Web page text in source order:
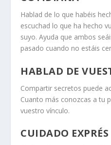
Hablad de lo que habéis
escuchad lo que ha hecho
suyo. Ayuda que ambos
pasado cuando no estáis
HABLAD DE
Compartir secretos puede
Cuanto más conozcas a tu
vuestro vínculo.
CUIDADO EXPRÉS